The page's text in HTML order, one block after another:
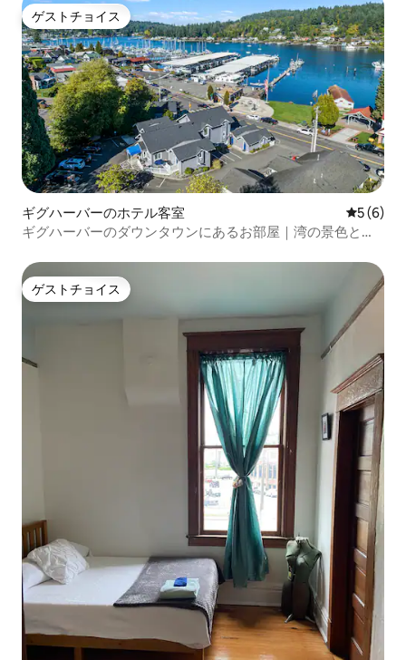
ゲストチョイス
ゲストチョイス
ギグハーバーのホテル客室 レビュー
5 (6)
ギグハーバーのダウンタウンにあるお部屋｜湾の景色と快
ゲストチョイス
ゲストチョイス